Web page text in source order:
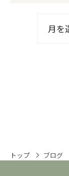
トップ ブログ